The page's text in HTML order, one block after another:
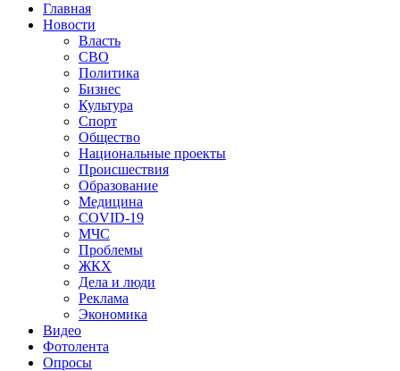
Главная
Новости
Власть
СВО
Политика
Бизнес
Культура
Спорт
Общество
Национальные проекты
Происшествия
Образование
Медицина
COVID-19
МЧС
Проблемы
ЖКХ
Дела и люди
Реклама
Экономика
Видео
Фотолента
Опросы